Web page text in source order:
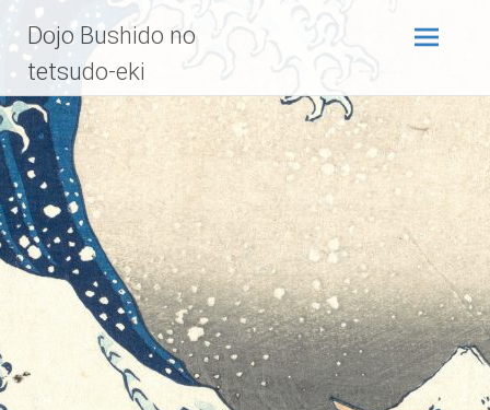
Inhalt
springen
Dojo Bushido no
tetsudo-eki